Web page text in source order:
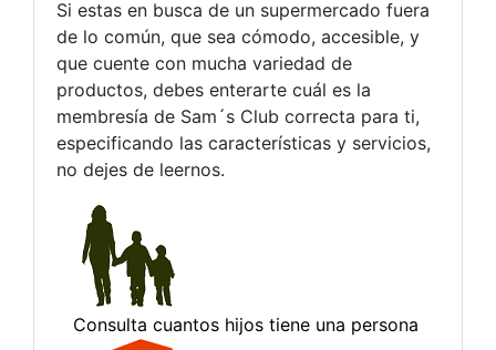
Si estas en busca de un supermercado fuera
de lo común, que sea cómodo, accesible, y
que cuente con mucha variedad de
productos, debes enterarte cuál es la
membresía de Sam´s Club correcta para ti,
especificando las características y servicios,
no dejes de leernos.